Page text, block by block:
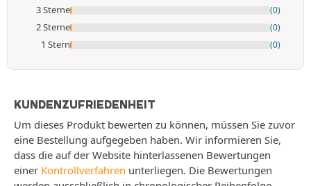
3 Sterne (0)
2 Sterne (0)
1 Stern (0)
KUNDENZUFRIEDENHEIT
Um dieses Produkt bewerten zu können, müssen Sie zuvor
eine Bestellung aufgegeben haben. Wir informieren Sie,
dass die auf der Website hinterlassenen Bewertungen
einer Kontrollverfahren unterliegen. Die Bewertungen